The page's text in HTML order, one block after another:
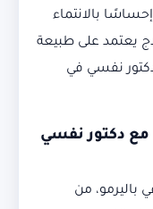
بالانتماء
يعتمد على طبيعة
نفسي في
مع دكتور نفسي
باليرمو، من